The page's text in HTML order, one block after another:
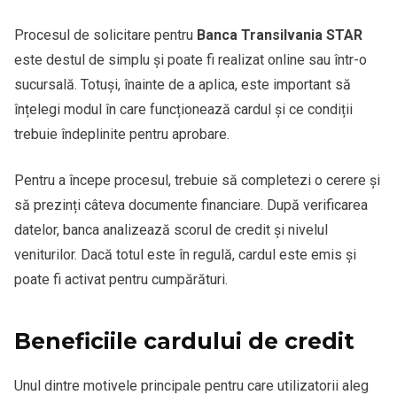
Procesul de solicitare pentru Banca Transilvania STAR
este destul de simplu și poate fi realizat online sau într-o
sucursală. Totuși, înainte de a aplica, este important să
înțelegi modul în care funcționează cardul și ce condiții
trebuie îndeplinite pentru aprobare.
Pentru a începe procesul, trebuie să completezi o cerere și
să prezinți câteva documente financiare. După verificarea
datelor, banca analizează scorul de credit și nivelul
veniturilor. Dacă totul este în regulă, cardul este emis și
poate fi activat pentru cumpărături.
Beneficiile cardului de credit
Unul dintre motivele principale pentru care utilizatorii aleg